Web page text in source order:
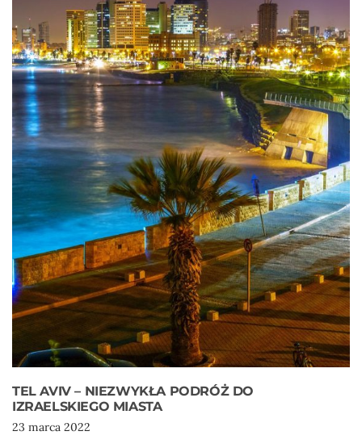
TEL AVIV – NIEZWYKŁA PODRÓŻ DO
IZRAELSKIEGO MIASTA
23 marca 2022